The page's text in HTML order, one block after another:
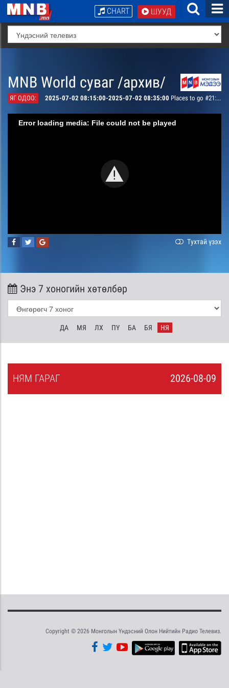
ШУУД
CHART
MNB World суваг /архив/
ЯГ ОДОО: 2025-07-02 08:15:00-2025-07-02 08:35:00 Places to go #21: Peace avenue
Error loading media: File could not be played
Тухтай үзэх
Энэ 7 хоногийн хөтөлбөр
ДА МЯ ЛХ ПҮ БА БЯ НЯ
2026-08-09
НЯМ ГАРАГ
Copyright © 2026 Монголын Үндэсний Олон Нийтийн Радио Телевиз.